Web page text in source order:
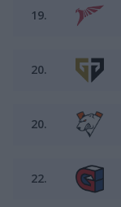
19.
20.
20.
22.